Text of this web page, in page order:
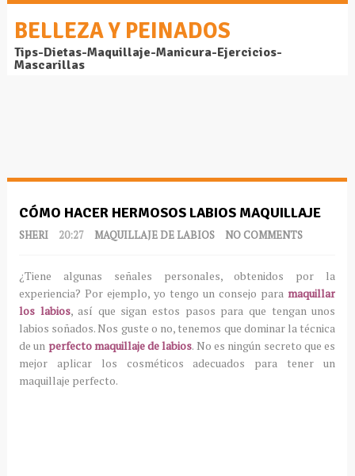
BELLEZA Y PEINADOS
Tips-Dietas-Maquillaje-Manicura-Ejercicios-
Mascarillas
CÓMO HACER HERMOSOS LABIOS MAQUILLAJE
SHERI 20:27 MAQUILLAJE DE LABIOS NO COMMENTS
¿Tiene algunas señales personales, obtenidos por la
experiencia? Por ejemplo, yo tengo un consejo paramaquillar
los labios, así que sigan estos pasos para que tengan unos
labios soñados.Nos guste o no, tenemos que dominar la técnica
de un perfecto maquillaje de labios. No es ningún secreto que es
mejor aplicar los cosméticos adecuados para tener un
maquillaje perfecto.